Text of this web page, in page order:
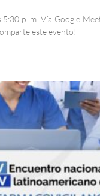
p. m. Vía Google
este evento!